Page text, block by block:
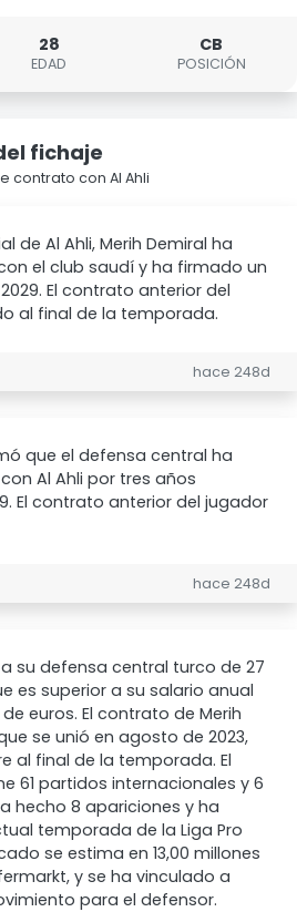
28
EDAD
CB
POSICIÓN
fichaje
contrato con Al Ahli
de Al Ahli, Merih Demiral ha
el club saudí y ha firmado un
El contrato anterior del
al final de la temporada.
hace 248d
que el defensa central ha
Al Ahli por tres años
El contrato anterior del jugador
hace 248d
su defensa central turco de 27
es superior a su salario anual
euros. El contrato de Merih
se unió en agosto de 2023,
al final de la temporada. El
61 partidos internacionales y 6
hecho 8 apariciones y ha
temporada de la Liga Pro
se estima en 13,00 millones
y se ha vinculado a
para el defensor.